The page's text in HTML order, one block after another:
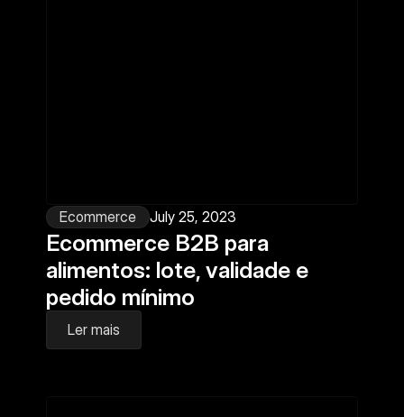
Ecommerce July 25, 2023
Ecommerce B2B para
alimentos: lote, validade e
pedido mínimo
Ler mais